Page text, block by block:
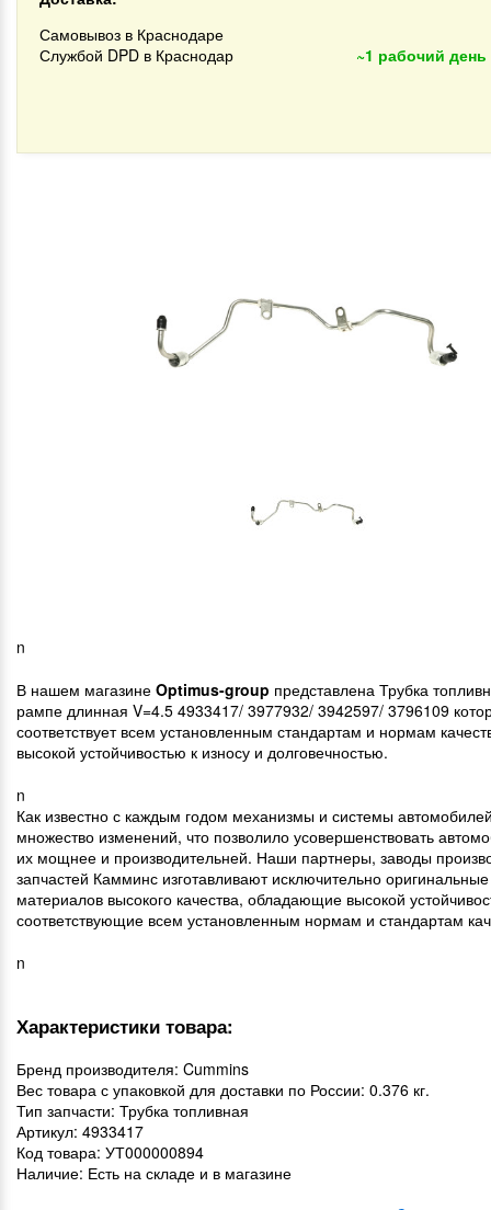
Самовывоз в Краснодаре
Службой DPD в Краснодар
~1 рабочий день
n
В нашем магазине Optimus-group представлена Трубка
рампе длинная V=4.5 4933417/ 3977932/ 3942597/ 3796109
соответствует всем установленным стандартам и нормам
высокой устойчивостью к износу и долговечностью.
n
Как известно с каждым годом механизмы и системы
множество изменений, что позволило усовершенствовать
их мощнее и производительней. Наши партнеры, заводы
запчастей Камминс изготавливают исключительно оригинальные
материалов высокого качества, обладающие высокой
соответствующие всем установленным нормам и стандартам
n
Характеристики товара:
Бренд производителя: Cummins
Вес товара с упаковкой для доставки по России: 0.376 кг.
Тип запчасти: Трубка топливная
Артикул: 4933417
Код товара: УТ000000894
Наличие: Есть на складе и в магазине